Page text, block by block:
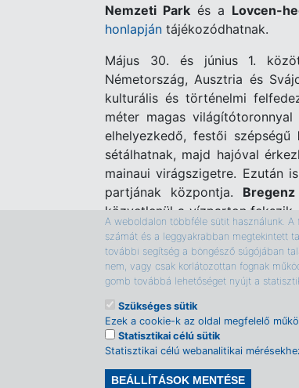
Nemzeti Park és a Lovcen-
honlapján tájékozódhatnak.
Május 30. és június 1.
Németország, Ausztria és
kulturális és történelmi
méter magas
elhelyezkedő, festői szépségű
sétálhatnak, majd hajóval
mainaui virágszigetre. Ezután
partjának központja. Bregenz
közvetlenül a vízparton
kulturális életével csábítja a
látványt élvezhetik. Részletek
További információkért
Rólunk Adatkezelési tájékoztató
A weboldalon többféle sütit használunk.
számát és a leggyakrabban megtekintett
további segítség a böngésző súgójában
nem, vagy csak korlátozottan fognak
gomb továbbá lehetőséget nyújt a
Szükséges sütik
Ezek a cookie-k az oldal megfelelő
Statisztikai célú sütik
Statisztikai célú webanalitikai
BEÁLLÍTÁSOK MENTÉSE